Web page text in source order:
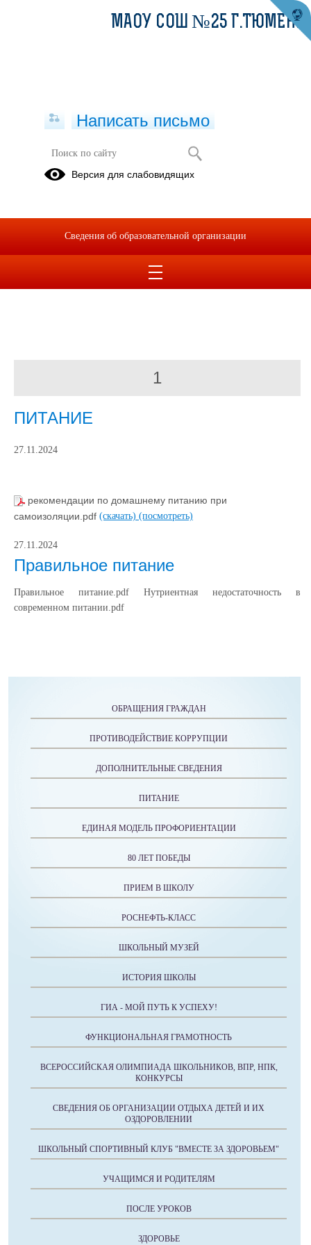
1
ПИТАНИЕ
27.11.2024
рекомендации по домашнему питанию при
самоизоляции.pdf (скачать) (посмотреть)
27.11.2024
Правильное питание
Правильное питание.pdf Нутриентная недостаточность в
современном питании.pdf
ОБРАЩЕНИЯ ГРАЖДАН
ПРОТИВОДЕЙСТВИЕ КОРРУПЦИИ
ДОПОЛНИТЕЛЬНЫЕ СВЕДЕНИЯ
ПИТАНИЕ
ЕДИНАЯ МОДЕЛЬ ПРОФОРИЕНТАЦИИ
80 ЛЕТ ПОБЕДЫ
ПРИЕМ В ШКОЛУ
РОСНЕФТЬ-КЛАСС
ШКОЛЬНЫЙ МУЗЕЙ
ИСТОРИЯ ШКОЛЫ
ГИА - МОЙ ПУТЬ К УСПЕХУ!
ФУНКЦИОНАЛЬНАЯ ГРАМОТНОСТЬ
ВСЕРОССИЙСКАЯ ОЛИМПИАДА ШКОЛЬНИКОВ, ВПР, НПК,
КОНКУРСЫ
СВЕДЕНИЯ ОБ ОРГАНИЗАЦИИ ОТДЫХА ДЕТЕЙ И ИХ
ОЗДОРОВЛЕНИИ
ШКОЛЬНЫЙ СПОРТИВНЫЙ КЛУБ "ВМЕСТЕ ЗА ЗДОРОВЬЕМ"
УЧАЩИМСЯ И РОДИТЕЛЯМ
ПОСЛЕ УРОКОВ
ЗДОРОВЬЕ
МАОУ СОШ №25 Г.ТЮМЕНИ
Написать письмо
Версия для слабовидящих
Сведения об образовательной организации